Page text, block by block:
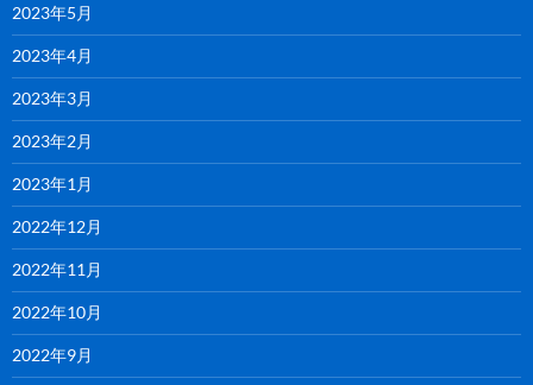
2023年5月
2023年4月
2023年3月
2023年2月
2023年1月
2022年12月
2022年11月
2022年10月
2022年9月